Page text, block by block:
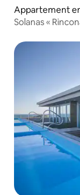
Appartement
Solanas «